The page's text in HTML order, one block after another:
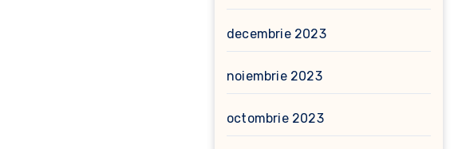
decembrie 2023
noiembrie 2023
octombrie 2023